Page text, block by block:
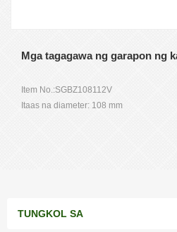
Item No.:SGBZ108112V
Itaas na diameter: 108 mm
TUNGKOL SA